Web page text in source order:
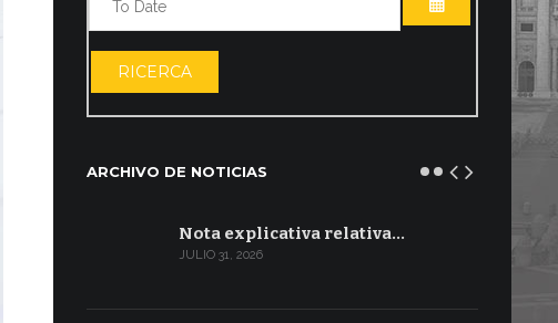
ABRIR EL
RICERCA
ARCHIVO DE NOTICIAS
Nota explicativa relativa…
JULIO 31, 2026